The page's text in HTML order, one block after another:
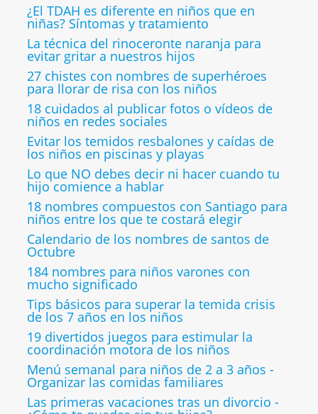
¿El TDAH es diferente en niños que en
niñas? Síntomas y tratamiento
La técnica del rinoceronte naranja para
evitar gritar a nuestros hijos
27 chistes con nombres de superhéroes
para llorar de risa con los niños
18 cuidados al publicar fotos o vídeos de
niños en redes sociales
Evitar los temidos resbalones y caídas de
los niños en piscinas y playas
Lo que NO debes decir ni hacer cuando tu
hijo comience a hablar
18 nombres compuestos con Santiago para
niños entre los que te costará elegir
Calendario de los nombres de santos de
Octubre
184 nombres para niños varones con
mucho significado
Tips básicos para superar la temida crisis
de los 7 años en los niños
19 divertidos juegos para estimular la
coordinación motora de los niños
Menú semanal para niños de 2 a 3 años -
Organizar las comidas familiares
Las primeras vacaciones tras un divorcio -